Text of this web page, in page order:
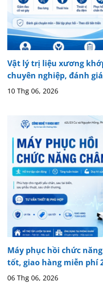
Vật lý trị liệu xương
chuyên nghiệp, đánh
10 Thg 06, 2026
Máy phục hồi chức
tốt, giao hàng miễn phí
06 Thg 06, 2026